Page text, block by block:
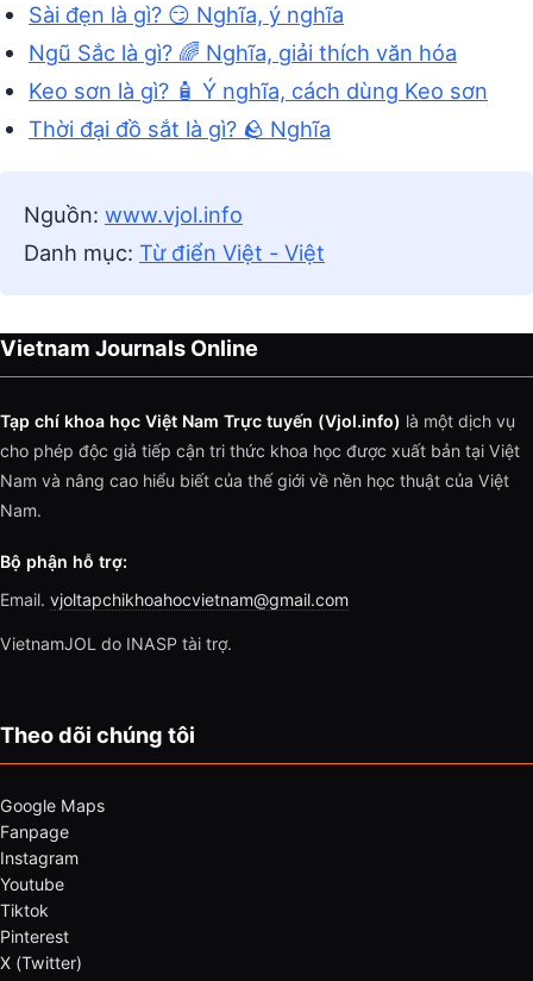
Sài đẹn là gì? 😏 Nghĩa, ý nghĩa
Ngũ Sắc là gì? 🌈 Nghĩa, giải thích văn hóa
Keo sơn là gì? 🧴 Ý nghĩa, cách dùng Keo sơn
Thời đại đồ sắt là gì? 🪨 Nghĩa
Nguồn: www.vjol.info
Danh mục: Từ điển Việt - Việt
Vietnam Journals Online
Tạp chí khoa học Việt Nam Trực tuyến (Vjol.info) là một dịch vụ
cho phép độc giả tiếp cận tri thức khoa học được xuất bản tại Việt
Nam và nâng cao hiểu biết của thế giới về nền học thuật của Việt
Nam.
Bộ phận hỗ trợ:
Email. vjoltapchikhoahocvietnam@gmail.com
VietnamJOL do INASP tài trợ.
Theo dõi chúng tôi
Google Maps
Fanpage
Instagram
Youtube
Tiktok
Pinterest
X (Twitter)